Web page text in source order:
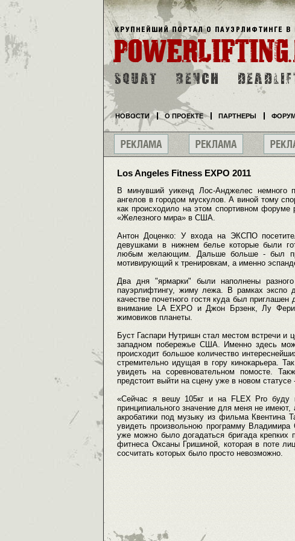
Los Angeles Fitness EXPO 2011
В минувший уикенд Лос-Анджелес немного
ангелов в городом мускулов. А виной тому
как происходило на этом спортивном форуме
«Железного мира» в США.
Антон Доценко: У входа на ЭКСПО
девушками в нижнем белье которые были
любым желающим. Дальше больше - был
мотивирующий к тренировкам, а именно
Два дня "ярмарки" были наполнены
пауэрлифтингу, жиму лежа. В рамках экспо
качестве почетного гостя куда был
внимание LA EXPO и Джон Брзенк, Лу
жимовиков планеты.
Буст Гаспари Нутришн стал местом встречи и
западном побережье США. Именно здесь
происходит большое количество
стремительно идущая в гору кинокарьера.
увидеть на соревновательном помосте.
предстоит выйти на сцену уже в новом
«Сейчас я вешу 105кг и на FLEX Pro буду
принципиального значение для меня не
акробатики под музыку из фильма Квентина
увидеть произвольною программу
уже можно было догадаться бригада крепких
фитнеса Оксаны Гришиной, которая в поте
сосчитать которых было просто невозможно.
НОВОСТИ О ПРОЕКТЕ ПАРТНЕРЫ